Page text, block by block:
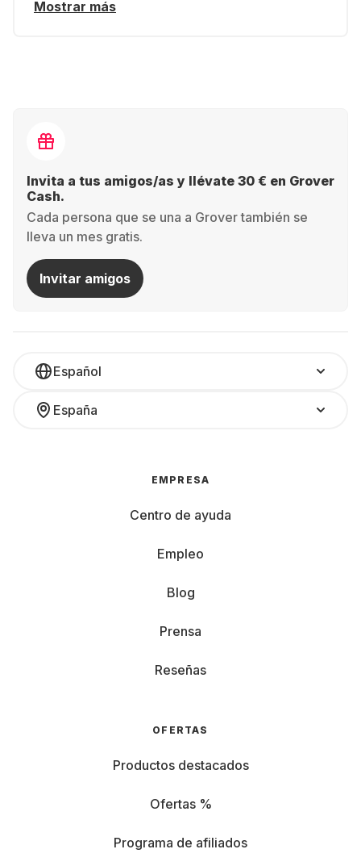
Mostrar más
Invita a tus amigos/as y llévate 30 € en Grover
Cash.
Cada persona que se una a Grover también se
lleva un mes gratis.
Invitar amigos
Español
España
EMPRESA
Centro de ayuda
Empleo
Blog
Prensa
Reseñas
OFERTAS
Productos destacados
Ofertas %
Programa de afiliados